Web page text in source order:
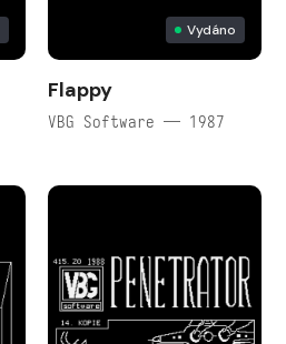
Vydáno
Flappy
VBG Software — 1987